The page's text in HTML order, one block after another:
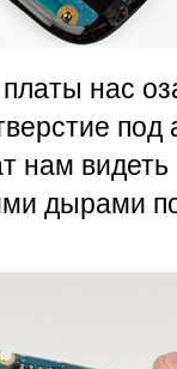
нас
под
нам
дырами